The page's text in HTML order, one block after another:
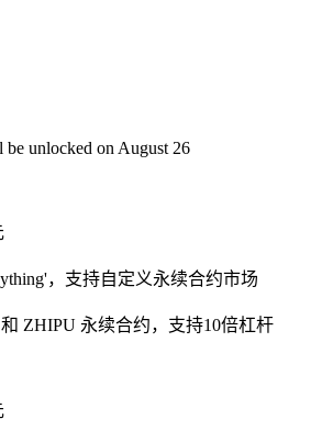
unlocked on August 26
，支持自定义永续合约市场
ZHIPU 永续合约，支持10倍杠杆